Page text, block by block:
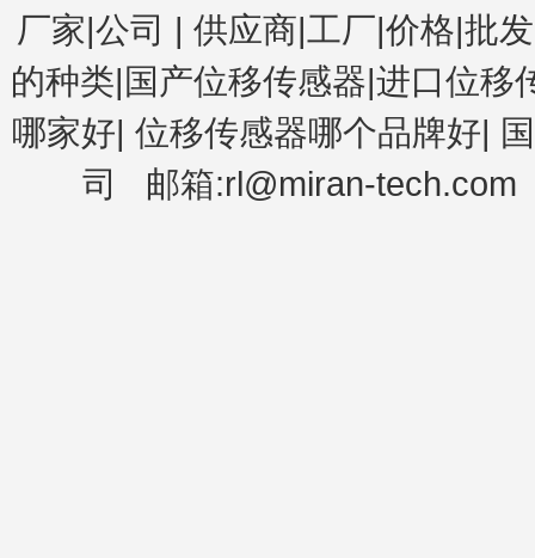
厂家|公司 | 供应商|工厂|价格|批
的种类|国产位移传感器|进口位移
哪家好| 位移传感器哪个品牌好|
司
邮箱:rl@miran-